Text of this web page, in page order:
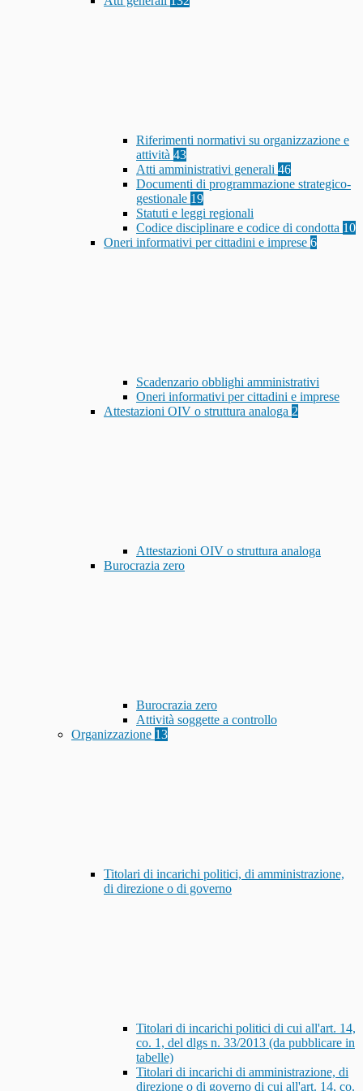
Riferimenti normativi su organizzazione e
attività 43
Atti amministrativi generali 46
Documenti di programmazione strategico-
gestionale 19
Statuti e leggi regionali
Codice disciplinare e codice di condotta 10
Oneri informativi per cittadini e imprese 6
Scadenzario obblighi amministrativi
Oneri informativi per cittadini e imprese
Attestazioni OIV o struttura analoga 2
Attestazioni OIV o struttura analoga
Burocrazia zero
Burocrazia zero
Attività soggette a controllo
Organizzazione 13
Titolari di incarichi politici, di amministrazione,
di direzione o di governo
Titolari di incarichi politici di cui all'art. 14,
co. 1, del dlgs n. 33/2013 (da pubblicare in
tabelle)
Titolari di incarichi di amministrazione, di
direzione o di governo di cui all'art. 14, co.